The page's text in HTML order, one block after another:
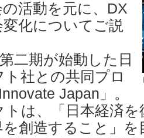
活動を元に、DX
化についてご説
二期が始動した日
社との共同プロ
Japan」。
トは、「日本経済
創造すること」